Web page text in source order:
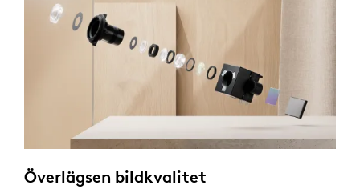
Överlägsen bildkvalitet